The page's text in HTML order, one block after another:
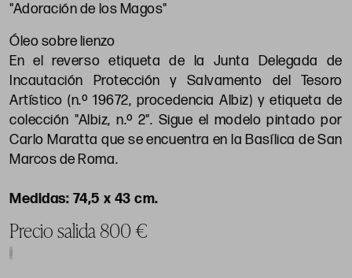
"Adoración de los Magos"
Óleo sobre lienzo
En el reverso etiqueta de la Junta Delegada de
Incautación Protección y Salvamento del Tesoro
Artístico (n.º 19672, procedencia Albiz) y etiqueta de
colección "Albiz, n.º 2". Sigue el modelo pintado por
Carlo Maratta que se encuentra en la Basílica de San
Marcos de Roma.
74,5 x 43 cm.
Precio salida 800 €